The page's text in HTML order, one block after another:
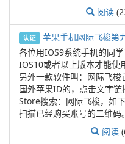
阅读
认证 苹果手机网际飞梭第
各位用IOS9系统手机的同
IOS10或者以上版本才能使
另外一款软件叫：网际飞
国外苹果ID的，点击文字
Store搜索：网际飞梭，如
扫描已经购买账号的二维码
阅读